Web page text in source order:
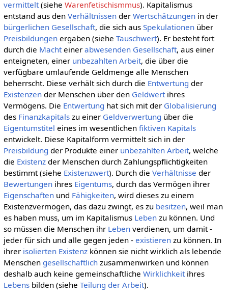
vermittelt(siehe Warenfetischismmus). Kapitalismus
entstand aus den Verhältnissender Wertschätzungenin der
bürgerlichen Gesellschaft, die sich aus Spekulationenüber
Preisbildungenergaben (siehe Tauschwert). Er besteht fort
durch die Machteiner abwesenden Gesellschaft, aus einer
enteigneten, einer unbezahlten Arbeit, die über die
verfügbare umlaufende Geldmenge alle Menschen
beherrscht. Diese verhält sich durch die Entwertung der
Existenzender Menschen über den Geldwertihres
Vermögens. Die Entwertung hat sich mit der Globalisierung
des Finanzkapitalszu einer Geldverwertung über die
Eigentumstitel eines im wesentlichen fiktiven Kapitals
entwickelt. Diese Kapitalform vermittelt sich in der
Preisbildung der Produkte einer unbezahlten Arbeit, welche
die Existenzder Menschen durch Zahlungspflichtigkeiten
bestimmt (siehe Existenzwert). Durch die Verhältnisse der
Bewertungenihres Eigentums, durch das Vermögen ihrer
Eigenschaftenund Fähigkeiten, wird dieses zu einem
Existenzvermögen, das dazu zwingt, es zu besitzen, weil man
es haben muss, um im Kapitalismus Lebenzu können. Und
so müssen die Menschen ihr Lebenverdienen, um damit -
jeder für sich und alle gegen jeden - existierenzu können. In
ihrer isolierten Existenzkönnen sie nicht wirklich als lebende
Menschen gesellschaftlichzusammenwirken und können
deshalb auch keine gemeinschaftliche Wirklichkeitihres
Lebensbilden (siehe Teilung der Arbeit).